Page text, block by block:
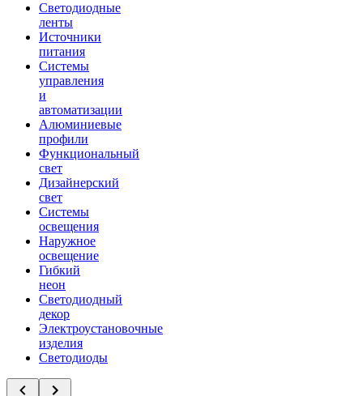
Светодиодные
ленты
Источники
питания
Системы
управления
и
автоматизации
Алюминиевые
профили
Функциональный
свет
Дизайнерский
свет
Системы
освещения
Наружное
освещение
Гибкий
неон
Светодиодный
декор
Электроустановочные
изделия
Светодиоды